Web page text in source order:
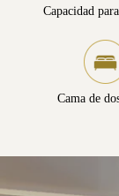
Capacidad
Cama de